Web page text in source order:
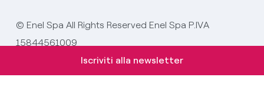
Italiano
© Enel Spa All Rights Reserved Enel Spa P.IVA
15844561009
Iscriviti alla newsletter